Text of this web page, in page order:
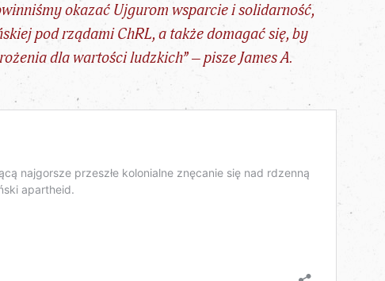
okazać Ujgurom wsparcie i solidarność,
pod rządami ChRL, a także domagać się, by
dla wartości ludzkich” – piszeJames A.